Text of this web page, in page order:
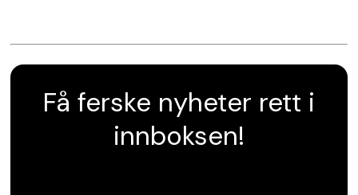
Få ferske nyheter rett i
innboksen!